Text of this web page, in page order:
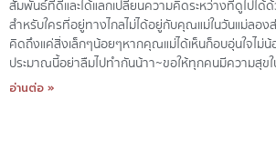
สัมพันธ์ที่ดีและได้แลกเปลี่ยนความคิดระหว่างที่ดูไปไ
สำหรับใครที่อยู่ทางไกล ไม่ได้อยู่กับคุณแม่ในวันแม่ลอ
คิดถึง แค่สิ่งเล็กๆน้อยๆ หากคุณแม่ได้เห็นก็อบอุ่นใจไม่
ประมาณนี้อย่าลืมไปทำกันน้าา ~ ขอให้ทุกคนมีความสุขใ
อ่านต่อ »